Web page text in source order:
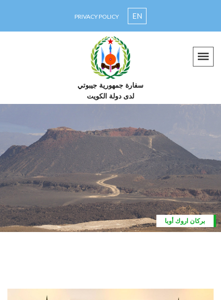
PRIVACY POLICY
سفارة جمهورية جيبوتي
لدى دولة الكويت
اروك أوبا